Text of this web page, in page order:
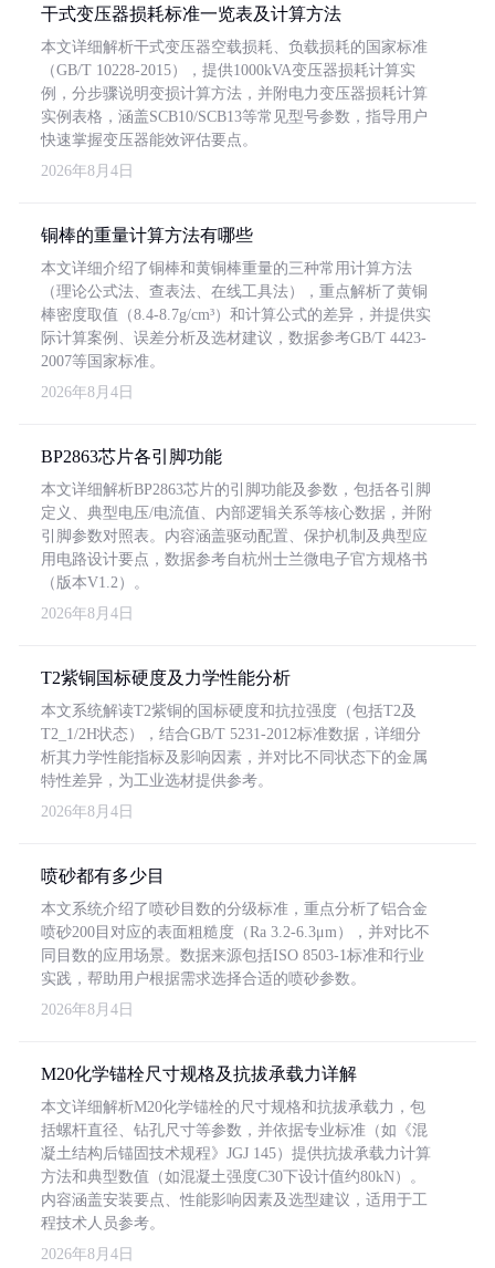
干式变压器损耗标准一览表及计算方法
本文详细解析干式变压器空载损耗、负载损耗的国家标准
（GB/T 10228-2015），提供1000kVA变压器损耗计算实
例，分步骤说明变损计算方法，并附电力变压器损耗计算
实例表格，涵盖SCB10/SCB13等常见型号参数，指导用户
快速掌握变压器能效评估要点。
2026年8月4日
铜棒的重量计算方法有哪些
本文详细介绍了铜棒和黄铜棒重量的三种常用计算方法
（理论公式法、查表法、在线工具法），重点解析了黄铜
棒密度取值（8.4-8.7g/cm³）和计算公式的差异，并提供实
际计算案例、误差分析及选材建议，数据参考GB/T 4423-
2007等国家标准。
2026年8月4日
BP2863芯片各引脚功能
本文详细解析BP2863芯片的引脚功能及参数，包括各引脚
定义、典型电压/电流值、内部逻辑关系等核心数据，并附
引脚参数对照表。内容涵盖驱动配置、保护机制及典型应
用电路设计要点，数据参考自杭州士兰微电子官方规格书
（版本V1.2）。
2026年8月4日
T2紫铜国标硬度及力学性能分析
本文系统解读T2紫铜的国标硬度和抗拉强度（包括T2及
T2_1/2H状态），结合GB/T 5231-2012标准数据，详细分
析其力学性能指标及影响因素，并对比不同状态下的金属
特性差异，为工业选材提供参考。
2026年8月4日
喷砂都有多少目
本文系统介绍了喷砂目数的分级标准，重点分析了铝合金
喷砂200目对应的表面粗糙度（Ra 3.2-6.3μm），并对比不
同目数的应用场景。数据来源包括ISO 8503-1标准和行业
实践，帮助用户根据需求选择合适的喷砂参数。
2026年8月4日
M20化学锚栓尺寸规格及抗拔承载力详解
本文详细解析M20化学锚栓的尺寸规格和抗拔承载力，包
括螺杆直径、钻孔尺寸等参数，并依据专业标准（如《混
凝土结构后锚固技术规程》JGJ 145）提供抗拔承载力计算
方法和典型数值（如混凝土强度C30下设计值约80kN）。
内容涵盖安装要点、性能影响因素及选型建议，适用于工
程技术人员参考。
2026年8月4日